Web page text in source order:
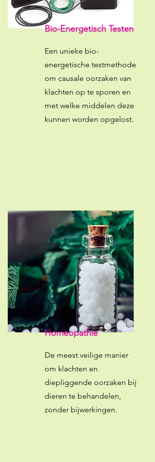
Bio-Energetisch Testen
Een unieke bio-
energetische testmethode
om causale oorzaken van
klachten op te sporen en
met welke middelen deze
kunnen worden opgelost.
Homeopathie
De meest veilige manier
om klachten en
diepliggende oorzaken bij
dieren te behandelen,
zonder bijwerkingen.